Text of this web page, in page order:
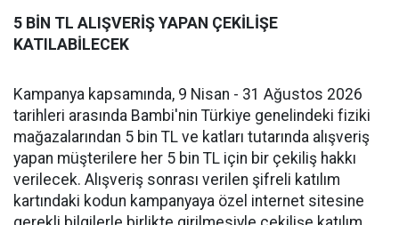
5 BİN TL ALIŞVERİŞ YAPAN ÇEKİLİŞE
KATILABİLECEK
Kampanya kapsamında, 9 Nisan - 31 Ağustos 2026
tarihleri arasında Bambi'nin Türkiye genelindeki fiziki
mağazalarından 5 bin TL ve katları tutarında alışveriş
yapan müşterilere her 5 bin TL için bir çekiliş hakkı
verilecek. Alışveriş sonrası verilen şifreli katılım
kartındaki kodun kampanyaya özel internet sitesine